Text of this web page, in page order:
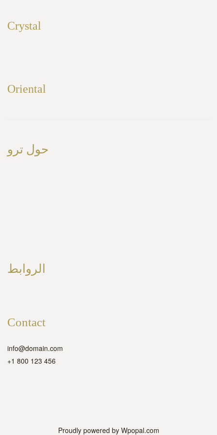
Crystal
Oriental
حول ترو
الروابط
Contact
info@domain.com
+1 800 123 456
Proudly powered by Wpopal.com